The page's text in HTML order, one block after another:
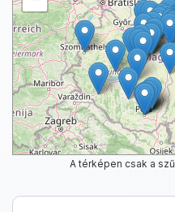
A térképen csak a